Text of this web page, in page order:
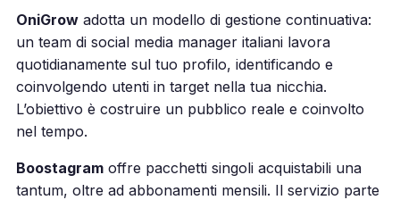
OniGrowadotta un modello di gestione continuativa:
un team di social media manager italiani lavora
quotidianamente sul tuo profilo, identificando e
coinvolgendo utenti in target nella tua nicchia.
L’obiettivo è costruire un pubblico reale e coinvolto
nel tempo.
Boostagramoffre pacchetti singoli acquistabili una
tantum, oltre ad abbonamenti mensili. Il servizio parte